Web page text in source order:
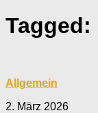
Tagged:
Allgemein
2. März 2026